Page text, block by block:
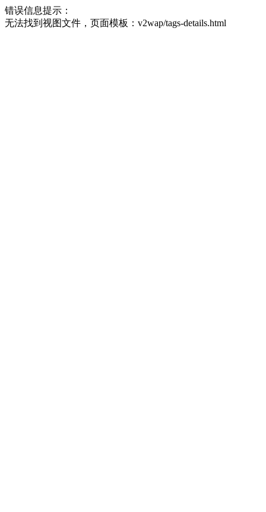
错误信息提示：
无法找到视图文件，页面模板：v2wap/tags-details.html